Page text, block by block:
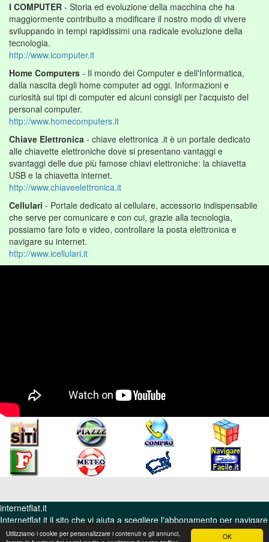
OK
Utilizziamo i cookie per personalizzare i contenuti e gli annunci,
I COMPUTER - Storia ed evoluzione della macchina che ha
maggiormente contribuito a modificare il nostro modo di vivere
sviluppando in tempi rapidissimi una radicale evoluzione della
tecnologia.
http://www.icomputer.it
Home Computers - Il mondo dei Computer e dell'Informatica,
dalla nascita degli home computer ad oggi. Informazioni e
curiosità sui tipi di computer ed alcuni consigli per l'acquisto del
personal computer.
http://www.homecomputers.it
Chiave Elettronica - chiave elettronica .it è un portale dedicato
alle chiavette elettroniche dove si presentano vantaggi e
svantaggi delle due più famose chiavi elettroniche: la chiavetta
USB e la chiavetta internet.
http://www.chiaveelettronica.it
Cellulari - Portale dedicato al cellulare, accessorio indispensabile
che serve per comunicare e con cui, grazie alla tecnologia,
possiamo fare foto e video, controllare la posta elettronica e
navigare su internet.
http://www.icellulari.it
internetflat.it
Internetflat.it il sito che vi aiuta a scegliere l'abbonamento per navigare
su internet. Cos'è l'Internet flat, come navigare con la chiavetta e quali